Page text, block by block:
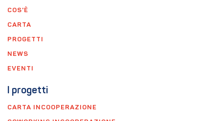
COS'È
CARTA
PROGETTI
NEWS
EVENTI
I progetti
CARTA INCOOPERAZIONE